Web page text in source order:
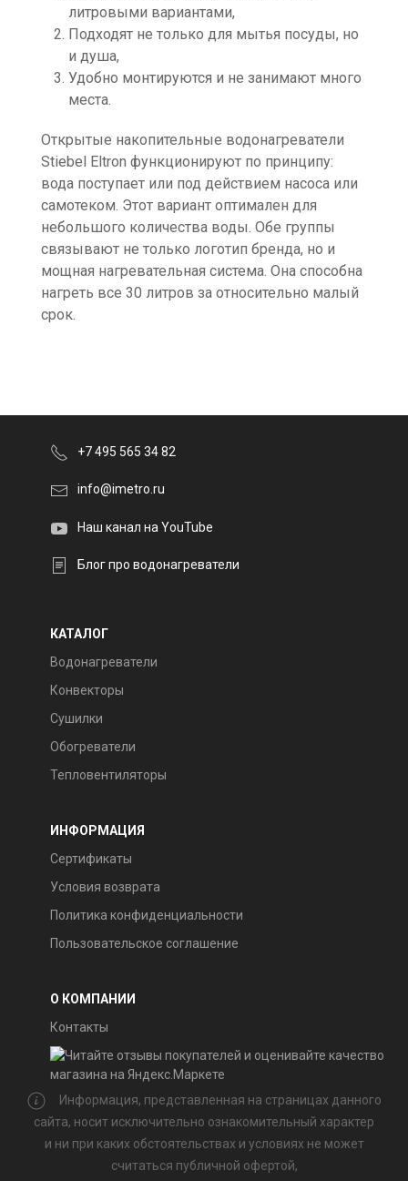
литровыми вариантами,
Подходят не только для мытья посуды, но
и душа,
Удобно монтируются и не занимают много
места.
Открытые накопительные водонагреватели
Stiebel Eltron функционируют по принципу:
вода поступает или под действием насоса или
самотеком. Этот вариант оптимален для
небольшого количества воды. Обе группы
связывают не только логотип бренда, но и
мощная нагревательная система. Она способна
нагреть все 30 литров за относительно малый
срок.
+7 495 565 34 82
info@imetro.ru
Наш канал на YouTube
Блог про водонагреватели
КАТАЛОГ
Водонагреватели
Конвекторы
Сушилки
Обогреватели
Тепловентиляторы
ИНФОРМАЦИЯ
Сертификаты
Условия возврата
Политика конфиденциальности
Пользовательское соглашение
О КОМПАНИИ
Контакты
Информация, представленная на страницах данного
сайта, носит исключительно ознакомительный характер
и ни при каких обстоятельствах и условиях не может
считаться публичной офертой,